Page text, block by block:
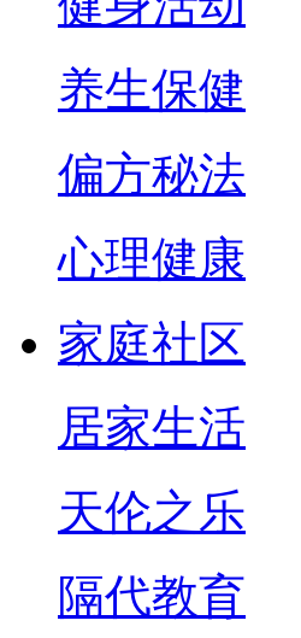
养生保健
偏方秘法
心理健康
家庭社区
居家生活
天伦之乐
隔代教育